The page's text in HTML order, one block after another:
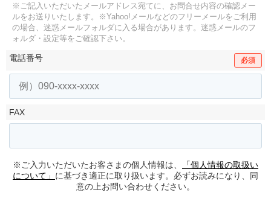
※ご記入いただいたメールアドレス宛てに、お問合せ内容の確認メー
ルをお送りいたします。
※Yahoo!メールなどのフリーメールをご利用
の場合、迷惑メールフォルダに入る場合があります。 迷惑メールのフ
ォルダ・設定等をご確認下さい。
電話番号 必須
FAX
※ご入力いただいたお客さまの個人情報は、
「個人情報の取扱い
について」 に基づき適正に取り扱います。必ずお読みになり、同
意の上お問い合わせください。